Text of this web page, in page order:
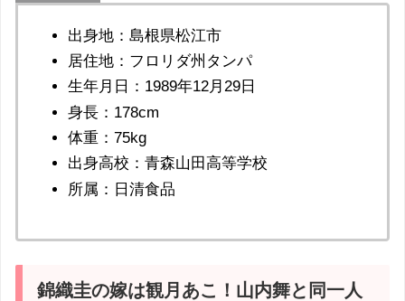
出身地：島根県松江市
居住地：フロリダ州タンパ
生年月日：1989年12月29日
身長：178cm
体重：75kg
出身高校：青森山田高等学校
所属：日清食品
錦織圭の嫁は観月あこ！山内舞と同一人